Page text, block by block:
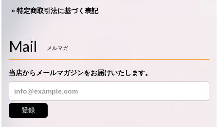
特定商取引法に基づく表記
Mail メルマガ
当店からメールマガジンをお届けいたします。
登録